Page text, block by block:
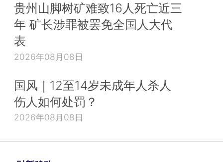
贵州山脚树矿难致16人死亡近三
年 矿长涉罪被罢免全国人大代
表
2026年08月08日
国风｜12至14岁未成年人杀人
伤人如何处罚？
2026年08月08日